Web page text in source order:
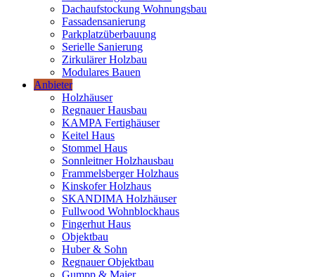
Dachaufstockung Wohnungsbau
Fassadensanierung
Parkplatzüberbauung
Serielle Sanierung
Zirkulärer Holzbau
Modulares Bauen
Anbieter
Holzhäuser
Regnauer Hausbau
KAMPA Fertighäuser
Keitel Haus
Stommel Haus
Sonnleitner Holzhausbau
Frammelsberger Holzhaus
Kinskofer Holzhaus
SKANDIMA Holzhäuser
Fullwood Wohnblockhaus
Fingerhut Haus
Objektbau
Huber & Sohn
Regnauer Objektbau
Gumpp & Maier